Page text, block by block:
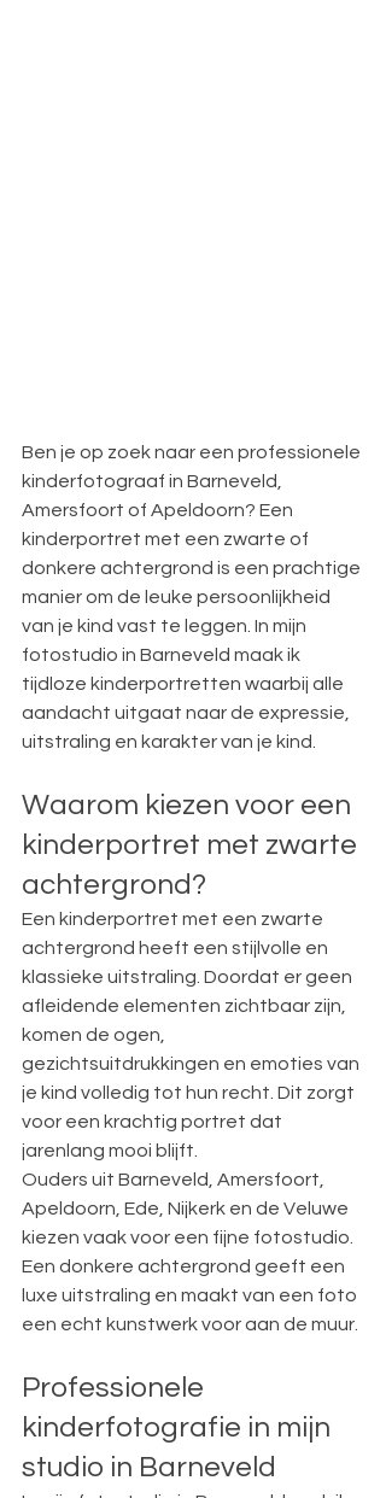
Ben je op zoek naar een professionele
kinderfotograaf in Barneveld,
Amersfoort of Apeldoorn? Een
kinderportret met een zwarte of
donkere achtergrond is een prachtige
manier om de leuke persoonlijkheid
van je kind vast te leggen. In mijn
fotostudio in Barneveld maak ik
tijdloze kinderportretten waarbij alle
aandacht uitgaat naar de expressie,
uitstraling en karakter van je kind.
Waarom kiezen voor een
kinderportret met zwarte
achtergrond?
Een kinderportret met een zwarte
achtergrond heeft een stijlvolle en
klassieke uitstraling. Doordat er geen
afleidende elementen zichtbaar zijn,
komen de ogen,
gezichtsuitdrukkingen en emoties van
je kind volledig tot hun recht. Dit zorgt
voor een krachtig portret dat
jarenlang mooi blijft.
Ouders uit Barneveld, Amersfoort,
Apeldoorn, Ede, Nijkerk en de Veluwe
kiezen vaak voor een fijne fotostudio.
Een donkere achtergrond geeft een
luxe uitstraling en maakt van een foto
een echt kunstwerk voor aan de muur.
Professionele
kinderfotografie in mijn
studio in Barneveld